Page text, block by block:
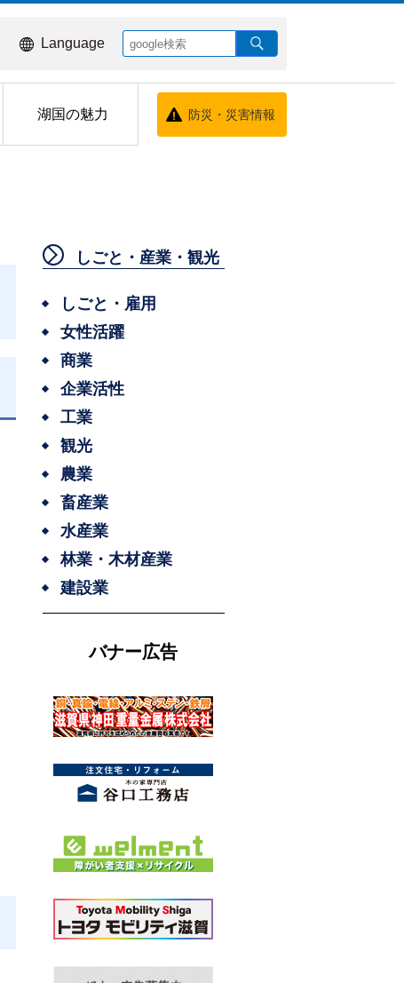
Language
湖国の魅力 防災・災害情報
しごと・産業・観光
しごと・雇用
女性活躍
商業
企業活性
工業
観光
農業
畜産業
水産業
林業・木材産業
建設業
バナー広告